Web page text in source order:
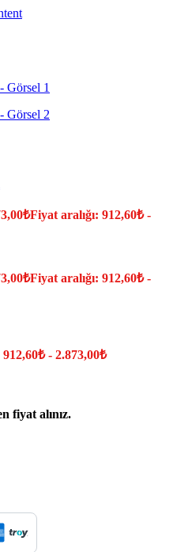
₺Fiyat aralığı: 912,60₺ -
₺Fiyat aralığı: 912,60₺ -
912,60₺ - 2.873,00₺
fiyat alınız.